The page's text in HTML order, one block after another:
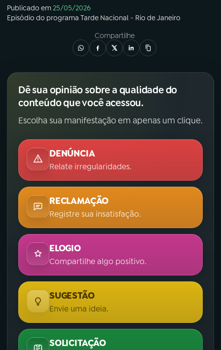
Publicado em25/05/2026
Episódio do programa Tarde Nacional - Rio de Janeiro
Compartilhe
Dê sua opinião sobre a qualidade do
conteúdo que você acessou.
Escolha sua manifestação em apenas um clique.
DENÚNCIA
Relate irregularidades.
RECLAMAÇÃO
Registre sua insatisfação.
ELOGIO
Compartilhe algo positivo.
SUGESTÃO
Envie uma ideia.
SOLICITAÇÃO